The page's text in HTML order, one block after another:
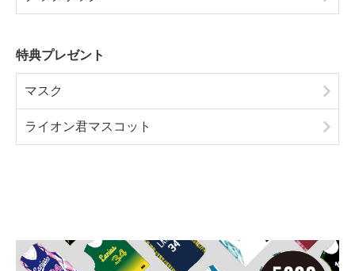
特典プレゼント
マスク
ライオン君マスコット